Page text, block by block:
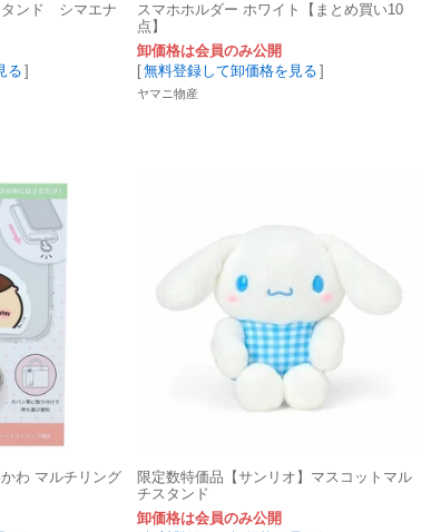
タンド シマエナ
る]
スマホホルダー ホワイト【まとめ買い10
点】
卸価格は会員のみ公開
[無料登録して卸価格を見る ]
ヤマニ物産
わ マルチリング
限定数特価品【サンリオ】マスコットマル
チスタンド
卸価格は会員のみ公開